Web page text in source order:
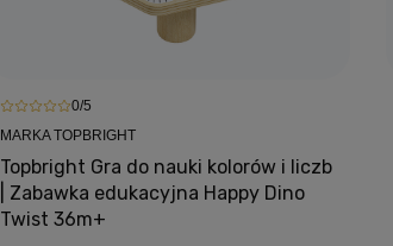
0/5
MARKA TOPBRIGHT
Topbright Gra do nauki kolorów i liczb
| Zabawka edukacyjna Happy Dino
Twist 36m+